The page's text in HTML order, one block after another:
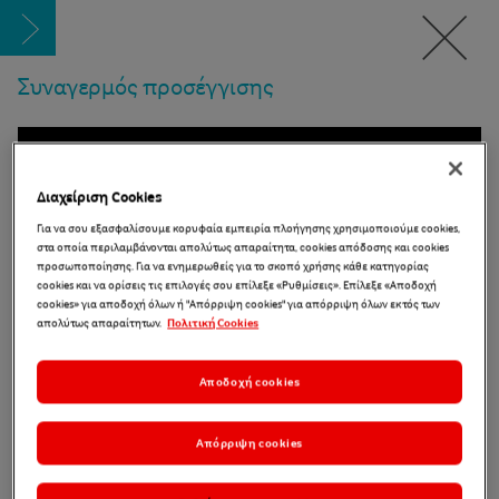
Συναγερμός προσέγγισης
Στη δραστηριότητα αυτή, βλέπουμε μια πρακτική εφαρμογή
της μέτρησης απόστασης με αισθητήρα υπερήχων που
γνωρίσαμε στην προηγούμενη δραστηριότητα! Προσθέτοντας
Διαχείριση Cookies
Για να σου εξασφαλίσουμε κορυφαία εμπειρία πλοήγησης χρησιμοποιούμε cookies,
στα οποία περιλαμβάνονται απολύτως απαραίτητα, cookies απόδοσης και cookies
προσωποποίησης. Για να ενημερωθείς για το σκοπό χρήσης κάθε κατηγορίας
cookies και να ορίσεις τις επιλογές σου επίλεξε «Ρυθμίσεις». Επίλεξε «Αποδοχή
cookies» για αποδοχή όλων ή "Απόρριψη cookies" για απόρριψη όλων εκτός των
απολύτως απαραίτητων. Πολιτική Cookies
Απόρριψη cookies
Αποδοχή cookies